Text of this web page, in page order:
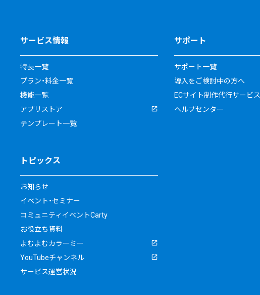
サービス情報
特長一覧
プラン・料金一覧
機能一覧
アプリストア
テンプレート一覧
サポート
サポート一覧
導入をご検討中の方へ
ECサイト制作代行サービス
ヘルプセンター
トピックス
お知らせ
イベント・セミナー
コミュニティイベントCarty
お役立ち資料
よむよむカラーミー
YouTubeチャンネル
サービス運営状況